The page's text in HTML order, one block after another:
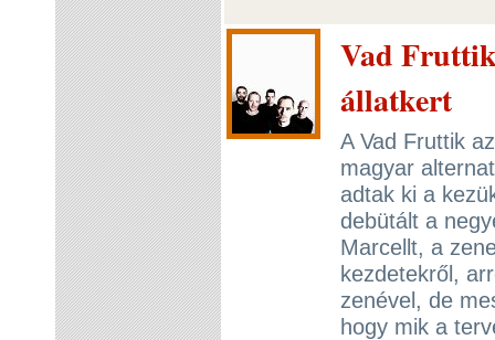
Vad
állatkert
A Vad Fruttik
magyar
adtak ki a
debütált a
Marcellt, a
kezdetekről,
zenével, de
hogy mik a